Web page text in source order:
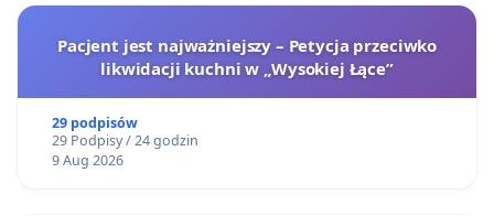
Pacjent jest najważniejszy – Petycja przeciwko
likwidacji kuchni w „Wysokiej Łące”
29 podpisów
29 Podpisy / 24 godzin
9 Aug 2026